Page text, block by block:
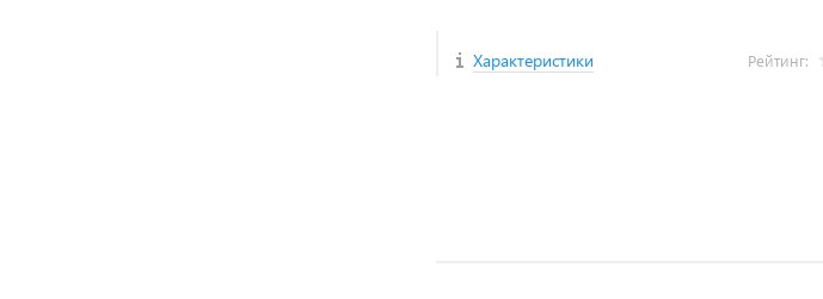
Характеристики Рейтинг: